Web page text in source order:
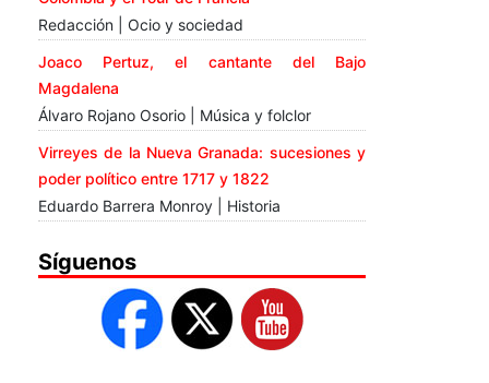
Redacción | Ocio y sociedad
Joaco Pertuz, el cantante del Bajo
Magdalena
Álvaro Rojano Osorio | Música y folclor
Virreyes de la Nueva Granada: sucesiones y
poder político entre 1717 y 1822
Eduardo Barrera Monroy | Historia
Síguenos